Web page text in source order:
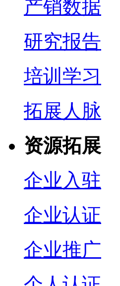
产销数据
研究报告
培训学习
拓展人脉
资源拓展
企业入驻
企业认证
企业推广